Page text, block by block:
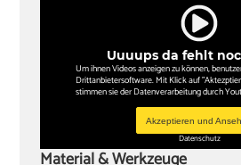
Uuuups da fehlt
Um ihnen Videos anzeigen zu können,
Drittanbietersoftware. Mit Klick auf
stimmen sie der Datenverarbeitung durch
Akzeptieren und
Datenschutz